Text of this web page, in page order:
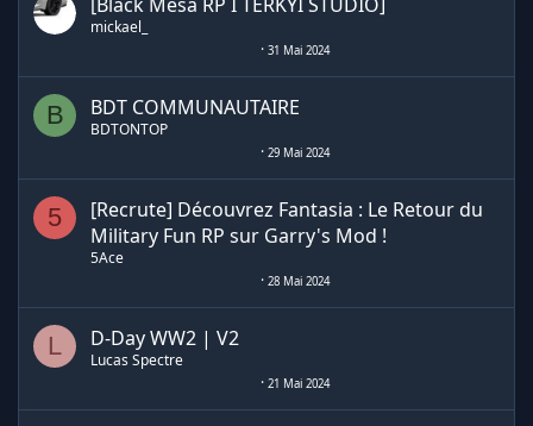
mickael_
31 Mai 2024
B BDT COMMUNAUTAIRE
BDTONTOP
29 Mai 2024
5
[Recrute] Découvrez Fantasia : Le Retour du
Military Fun RP sur Garry's Mod !
5Ace
28 Mai 2024
L D-Day WW2 | V2
Lucas Spectre
21 Mai 2024